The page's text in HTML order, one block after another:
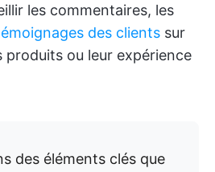
les commentaires, les
des clients sur
produits ou leur expérience
des éléments clés que